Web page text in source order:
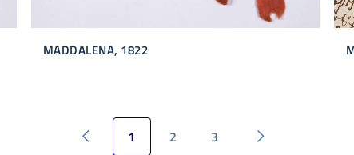
MADDALENA, 1822
Pagina precedente
1 2 3 Pagina